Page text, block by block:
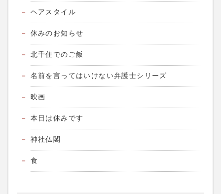
ヘアスタイル
休みのお知らせ
北千住でのご飯
名前を言ってはいけない弁護士シリーズ
映画
本日は休みです
神社仏閣
食